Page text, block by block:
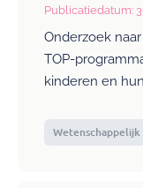
Publicatiedatum:
Onderzoek
TOP-
kinderen en